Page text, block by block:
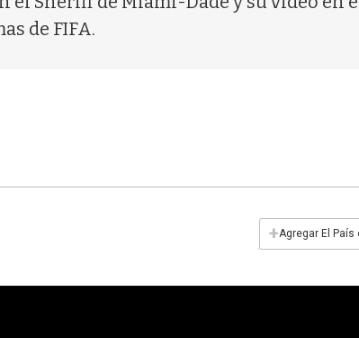
de FIFA.
+Agregar El País